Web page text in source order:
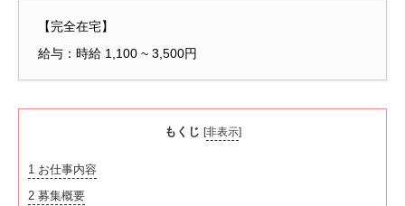
【完全在宅】
給与：時給 1,100 ~ 3,500円
もくじ [非表示]
1 お仕事内容
2 募集概要